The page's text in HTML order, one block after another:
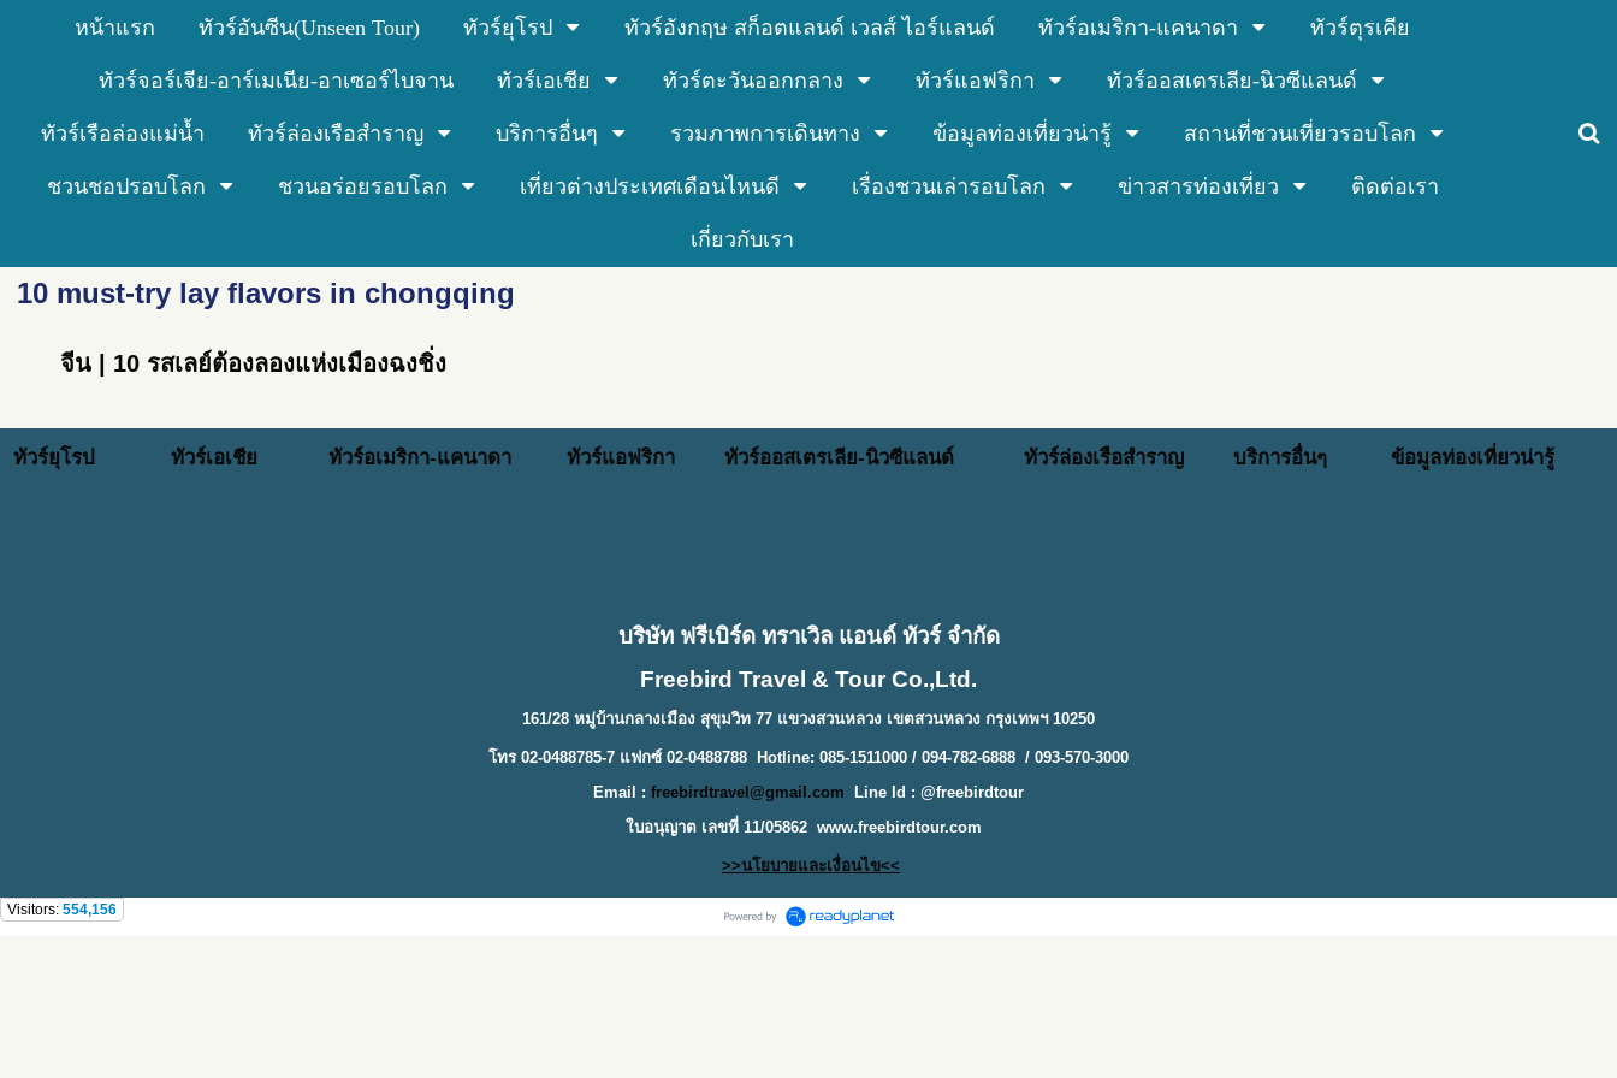
หน้าแรก ทัวร์อันซีน(Unseen Tour) ทัวร์ยุโรป ทัวร์อังกฤษ สก็อตแลนด์ เวลส์ ไอร์แลนด์ ทัวร์อเมริกา-แคนาดา ทัวร์ตุรเคีย
ทัวร์จอร์เจีย-อาร์เมเนีย-อาเซอร์ไบจาน ทัวร์เอเชีย ทัวร์ตะวันออกกลาง ทัวร์แอฟริกา ทัวร์ออสเตรเลีย-นิวซีแลนด์
ทัวร์เรือล่องแม่น้ำ ทัวร์ล่องเรือสำราญ บริการอื่นๆ รวมภาพการเดินทาง ข้อมูลท่องเที่ยวน่ารู้ สถานที่ชวนเที่ยวรอบโลก
ชวนชอปรอบโลก ชวนอร่อยรอบโลก เที่ยวต่างประเทศเดือนไหนดี เรื่องชวนเล่ารอบโลก ข่าวสารท่องเที่ยว ติดต่อเรา
เกี่ยวกับเรา
10 must-try lay flavors in chongqing
จีน | 10 รสเลย์ต้องลองแห่งเมืองฉงชิ่ง
ทัวร์ยุโรป ทัวร์เอเชีย ทัวร์อเมริกา-แคนาดา ทัวร์แอฟริกา ทัวร์ออสเตรเลีย-นิวซีแลนด์ ทัวร์ล่องเรือสำราญ บริการอื่นๆ ข้อมูลท่องเที่ยวน่ารู้
บริษัท ฟรีเบิร์ด ทราเวิล แอนด์ ทัวร์ จำกัด
Freebird Travel & Tour Co.,Ltd.
161/28 หมู่บ้านกลางเมือง สุขุมวิท 77 แขวงสวนหลวง เขตสวนหลวง กรุงเทพฯ 10250
โทร 02-0488785-7 แฟกซ์ 02-0488788 Hotline: 085-1511000 / 094-782-6888 / 093-570-3000
Email : freebirdtravel@gmail.com
Line Id : @freebirdtour
ใบอนุญาต เลขที่ 11/05862 www.freebirdtour.com
>>นโยบายและเงื่อนไข<<
Visitors: 554,156